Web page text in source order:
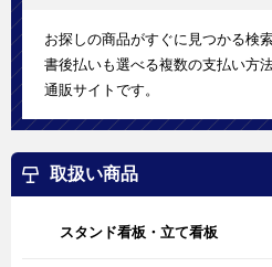
お探しの商品がすぐに見つかる検
書後払いも選べる複数の支払い方
通販サイトです。
取扱い商品
スタンド看板・立て看板